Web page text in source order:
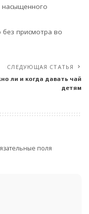
насыщенного
без присмотра во
СЛЕДУЮЩАЯ СТАТЬЯ
ли и когда давать чай
детям
поля